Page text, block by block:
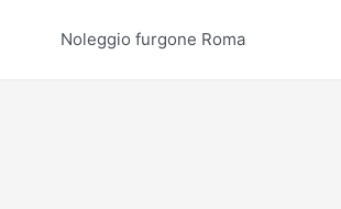
Noleggio furgone Roma